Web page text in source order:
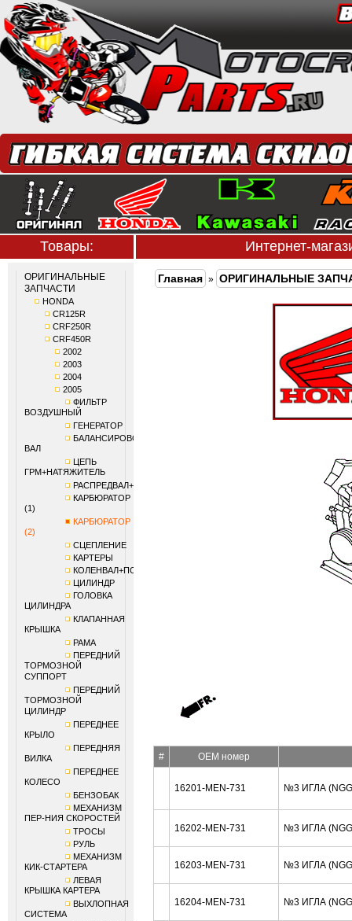
Товары: Интернет-
ОРИГИНАЛЬНЫЕ
ЗАПЧАСТИ
HONDA
CR125R
CRF250R
CRF450R
2002
2003
2004
2005
ФИЛЬТР
ВОЗДУШНЫЙ
ГЕНЕРАТОР
БАЛАНСИРОВОЧНЫЙ
ВАЛ
ЦЕПЬ
ГРМ+НАТЯЖИТЕЛЬ
РАСПРЕДВАЛ+КЛАПАНЫ
КАРБЮРАТОР
(1)
КАРБЮРАТОР
(2)
СЦЕПЛЕНИЕ
КАРТЕРЫ
КОЛЕНВАЛ+ПОРШЕНЬ
ЦИЛИНДР
ГОЛОВКА
ЦИЛИНДРА
КЛАПАННАЯ
КРЫШКА
РАМА
ПЕРЕДНИЙ
ТОРМОЗНОЙ
СУППОРТ
ПЕРЕДНИЙ
ТОРМОЗНОЙ
ЦИЛИНДР
ПЕРЕДНЕЕ
КРЫЛО
ПЕРЕДНЯЯ
ВИЛКА
ПЕРЕДНЕЕ
КОЛЕСО
БЕНЗОБАК
МЕХАНИЗМ
ПЕР-НИЯ СКОРОСТЕЙ
ТРОСЫ
РУЛЬ
МЕХАНИЗМ
КИК-СТАРТЕРА
ЛЕВАЯ
КРЫШКА КАРТЕРА
ВЫХЛОПНАЯ
СИСТЕМА
Главная » ОРИГИНАЛЬНЫЕ
# OEM номер
16201-MEN-731 №3 ИГЛА
16202-MEN-731 №3 ИГЛА
16203-MEN-731 №3 ИГЛА
16204-MEN-731 №3 ИГЛА